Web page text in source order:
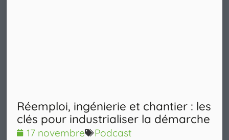
Réemploi, ingénierie et chantier : les
clés pour industrialiser la démarche
17 novembre
Podcast